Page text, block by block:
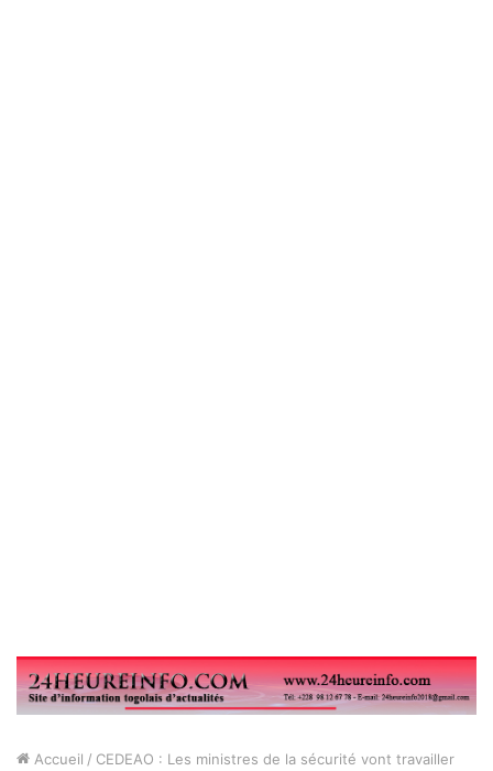
Accueil / CEDEAO : Les ministres de la sécurité vont travailler